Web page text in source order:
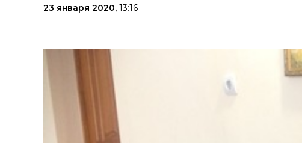
23 января 2020, 13:16